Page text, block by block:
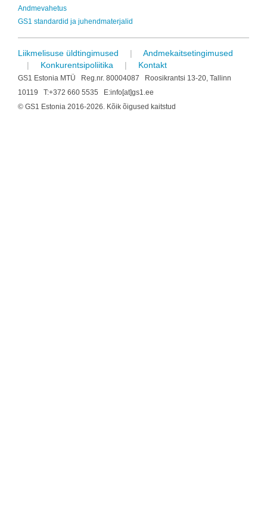
Andmevahetus
GS1 standardid ja juhendmaterjalid
Liikmelisuse üldtingimused |
Andmekaitsetingimused
|
Konkurentsipoliitika | Kontakt
GS1 Estonia MTÜ Reg.nr. 80004087 Roosikrantsi 13-20, Tallinn
10119 T:+372 660 5535 E:info[at]gs1.ee
© GS1 Estonia 2016-2026. Kõik õigused kaitstud